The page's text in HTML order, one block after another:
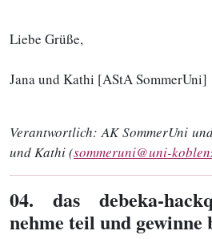
Liebe Grüße,
Jana und Kathi [AStA SommerUni]
Verantwortlich: AK SommerUni
und Kathi (sommeruni@uni-
04. das debeka-
nehme teil und gewinne